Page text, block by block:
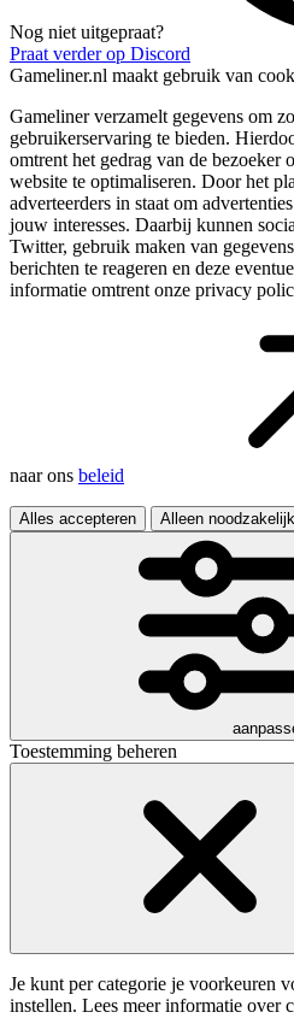
Nog niet uitgepraat?
Praat verder op Discord
Gameliner.nl maakt gebruik van
Gameliner verzamelt gegevens om
gebruikerservaring te bieden.
omtrent het gedrag van de bezoeker
website te optimaliseren. Door het
adverteerders in staat om
jouw interesses. Daarbij kunnen
Twitter, gebruik maken van
berichten te reageren en deze
informatie omtrent onze privacy
naar ons beleid
Alles accepteren Alleen noodzakelijk
Toestemming beheren
Je kunt per categorie je voorkeuren
instellen. Lees meer informatie over